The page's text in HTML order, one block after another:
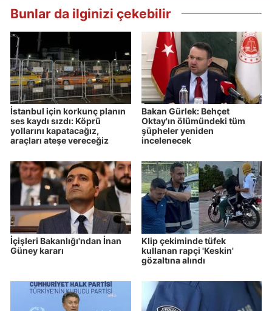
Bunlar da ilginizi çekebilir
İstanbul için korkunç planın
ses kaydı sızdı: Köprü
yollarını kapatacağız,
araçları ateşe vereceğiz
Bakan Gürlek: Behçet
Oktay'ın ölümündeki tüm
şüpheler yeniden
incelenecek
İçişleri Bakanlığı'ndan İnan
Güney kararı
Klip çekiminde tüfek
kullanan rapçi 'Keskin'
gözaltına alındı